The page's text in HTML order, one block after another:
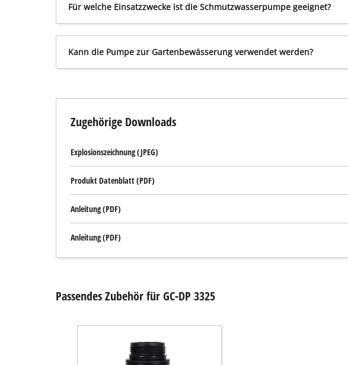
Für welche Einsatzzwecke ist die Schmutzwasserpumpe geeignet?
Kann die Pumpe zur Gartenbewässerung verwendet werden?
Zugehörige Downloads
Explosionszeichnung (JPEG)
Produkt Datenblatt (PDF)
Anleitung (PDF)
Anleitung (PDF)
Passendes Zubehör für GC-DP 3325